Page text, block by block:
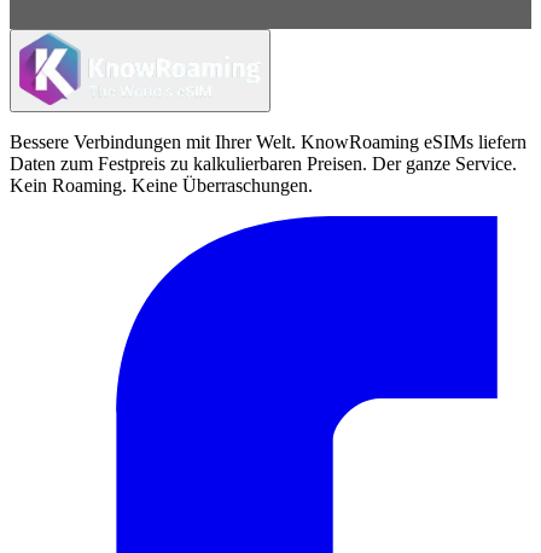
Bessere Verbindungen mit Ihrer Welt. KnowRoaming eSIMs liefern
Daten zum Festpreis zu kalkulierbaren Preisen. Der ganze Service.
Kein Roaming. Keine Überraschungen.